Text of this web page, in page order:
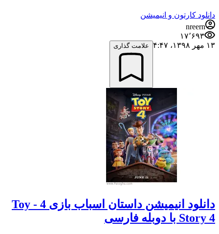
دانلود کارتون و انیمیشن
nreern
۱۷٬۶۹۳
۱۳ مهر ۱۳۹۸،‏ ۴:۴۷
علامت گذاری
دانلود انیمیشن داستان اسباب بازی 4 - Toy
Story 4 با دوبله فارسی